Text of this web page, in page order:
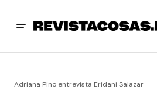
Adriana Pino entrevista Eridani Salazar